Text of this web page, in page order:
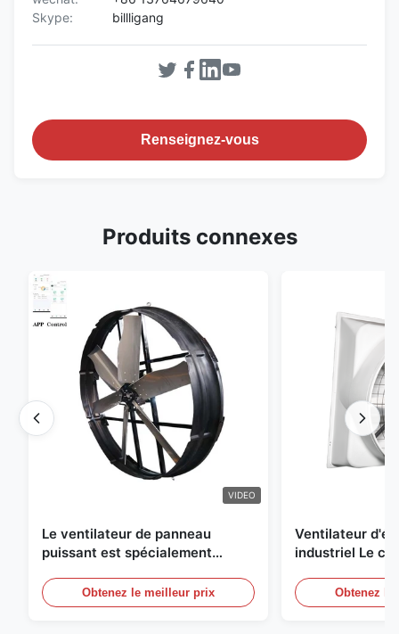
Skype:
billligang
Renseignez-vous
Produits connexes
VIDEO
Le ventilateur de panneau
puissant est spécialement
diamètre de lame de 1830 mm et
un volume d'air de 120000 m3/h
Obtenez le meilleur prix
Ventilateur
industriel Le
et de Obtenez